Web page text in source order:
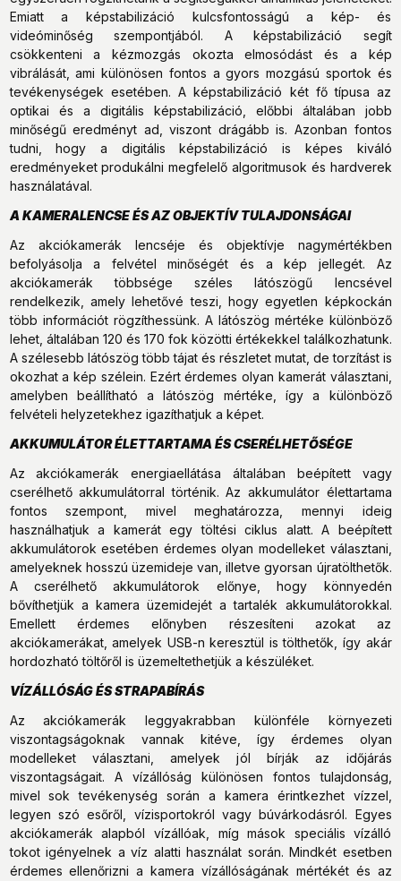
Emiatt a képstabilizáció kulcsfontosságú a kép- és
videóminőség szempontjából. A képstabilizáció segít
csökkenteni a kézmozgás okozta elmosódást és a kép
vibrálását, ami különösen fontos a gyors mozgású sportok és
tevékenységek esetében. A képstabilizáció két fő típusa az
optikai és a digitális képstabilizáció, előbbi általában jobb
minőségű eredményt ad, viszont drágább is. Azonban fontos
tudni, hogy a digitális képstabilizáció is képes kiváló
eredményeket produkálni megfelelő algoritmusok és hardverek
használatával.
A KAMERALENCSE ÉS AZ OBJEKTÍV TULAJDONSÁGAI
Az akciókamerák lencséje és objektívje nagymértékben
befolyásolja a felvétel minőségét és a kép jellegét. Az
akciókamerák többsége széles látószögű lencsével
rendelkezik, amely lehetővé teszi, hogy egyetlen képkockán
több információt rögzíthessünk. A látószög mértéke különböző
lehet, általában 120 és 170 fok közötti értékekkel találkozhatunk.
A szélesebb látószög több tájat és részletet mutat, de torzítást is
okozhat a kép szélein. Ezért érdemes olyan kamerát választani,
amelyben beállítható a látószög mértéke, így a különböző
felvételi helyzetekhez igazíthatjuk a képet.
AKKUMULÁTOR ÉLETTARTAMA ÉS CSERÉLHETŐSÉGE
Az akciókamerák energiaellátása általában beépített vagy
cserélhető akkumulátorral történik. Az akkumulátor élettartama
fontos szempont, mivel meghatározza, mennyi ideig
használhatjuk a kamerát egy töltési ciklus alatt. A beépített
akkumulátorok esetében érdemes olyan modelleket választani,
amelyeknek hosszú üzemideje van, illetve gyorsan újratölthetők.
A cserélhető akkumulátorok előnye, hogy könnyedén
bővíthetjük a kamera üzemidejét a tartalék akkumulátorokkal.
Emellett érdemes előnyben részesíteni azokat az
akciókamerákat, amelyek USB-n keresztül is tölthetők, így akár
hordozható töltőről is üzemeltethetjük a készüléket.
VÍZÁLLÓSÁG ÉS STRAPABÍRÁS
Az akciókamerák leggyakrabban különféle környezeti
viszontagságoknak vannak kitéve, így érdemes olyan
modelleket választani, amelyek jól bírják az időjárás
viszontagságait. A vízállóság különösen fontos tulajdonság,
mivel sok tevékenység során a kamera érintkezhet vízzel,
legyen szó esőről, vízisportokról vagy búvárkodásról. Egyes
akciókamerák alapból vízállóak, míg mások speciális vízálló
tokot igényelnek a víz alatti használat során. Mindkét esetben
érdemes ellenőrizni a kamera vízállóságának mértékét és az